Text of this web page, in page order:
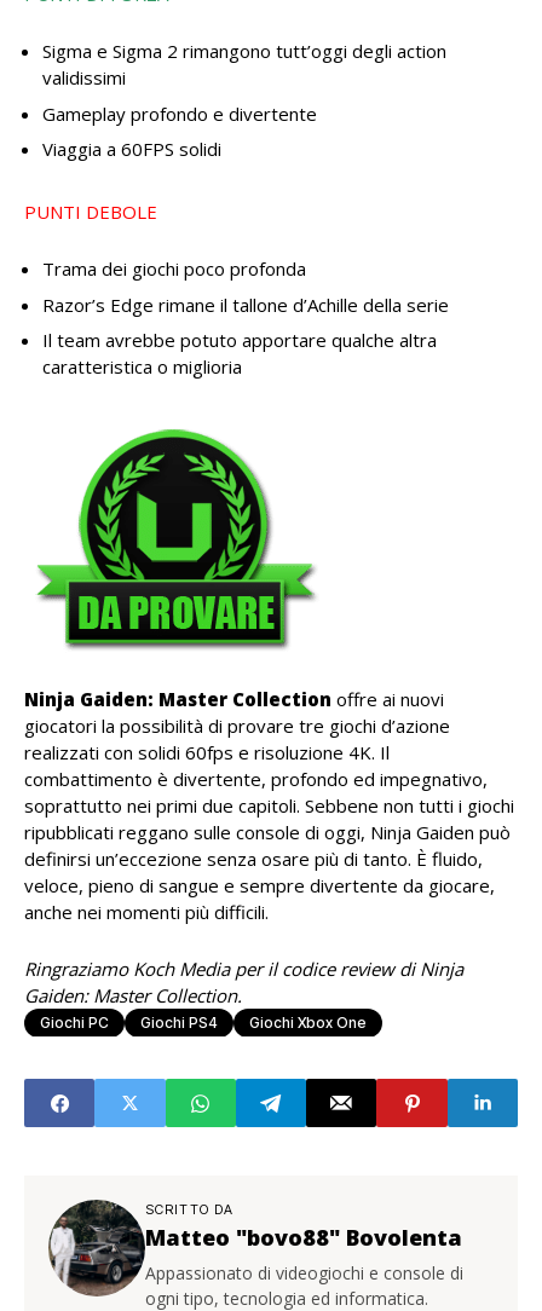
Sigma e Sigma 2 rimangono tutt’oggi degli action
validissimi
Gameplay profondo e divertente
Viaggia a 60FPS solidi
PUNTI DEBOLE
Trama dei giochi poco profonda
Razor’s Edge rimane il tallone d’Achille della serie
Il team avrebbe potuto apportare qualche altra
caratteristica o miglioria
Ninja Gaiden: Master Collection offre ai nuovi
giocatori la possibilità di provare tre giochi d’azione
realizzati con solidi 60fps e risoluzione 4K. Il
combattimento è divertente, profondo ed impegnativo,
soprattutto nei primi due capitoli. Sebbene non tutti i giochi
ripubblicati reggano sulle console di oggi, Ninja Gaiden può
definirsi un’eccezione senza osare più di tanto. È fluido,
veloce, pieno di sangue e sempre divertente da giocare,
anche nei momenti più difficili.
Ringraziamo Koch Media per il codice review di Ninja
Gaiden: Master Collection.
Giochi PC Giochi PS4 Giochi Xbox One
SCRITTO DA
Matteo "bovo88" Bovolenta
Appassionato di videogiochi e console di
ogni tipo, tecnologia ed informatica.